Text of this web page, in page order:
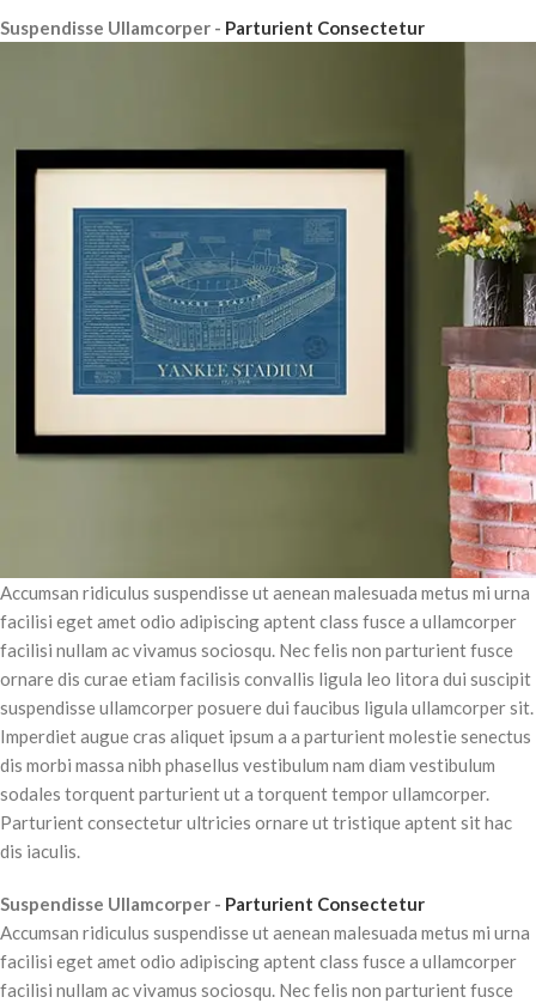
Suspendisse Ullamcorper - Parturient Consectetur
Accumsan ridiculus suspendisse ut aenean malesuada metus mi urna
facilisi eget amet odio adipiscing aptent class fusce a ullamcorper
facilisi nullam ac vivamus sociosqu. Nec felis non parturient fusce
ornare dis curae etiam facilisis convallis ligula leo litora dui suscipit
suspendisse ullamcorper posuere dui faucibus ligula ullamcorper sit.
Imperdiet augue cras aliquet ipsum a a parturient molestie senectus
dis morbi massa nibh phasellus vestibulum nam diam vestibulum
sodales torquent parturient ut a torquent tempor ullamcorper.
Parturient consectetur ultricies ornare ut tristique aptent sit hac
dis iaculis.
Suspendisse Ullamcorper - Parturient Consectetur
Accumsan ridiculus suspendisse ut aenean malesuada metus mi urna
facilisi eget amet odio adipiscing aptent class fusce a ullamcorper
facilisi nullam ac vivamus sociosqu. Nec felis non parturient fusce